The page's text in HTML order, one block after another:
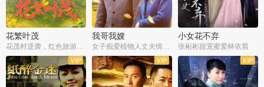
花繁叶茂
花茂村逆袭，红色旅游出圈
我哥我嫂
女子痴爱植物人丈夫情定一生
小女花不弃
张彬彬甜宠蜜爱林依晨
全42集
全35集 全32集